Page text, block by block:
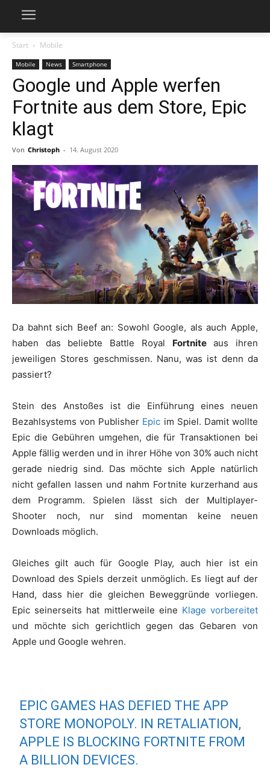
Start Mobile
Mobile News Smartphone
Google und Apple werfen
Fortnite aus dem Store, Epic
klagt
Von Christoph - 14. August 2020
Da bahnt sich Beef an: Sowohl Google, als auch Apple,
haben das beliebte Battle Royal Fortniteaus ihren
jeweiligen Stores geschmissen. Nanu, was ist denn da
passiert?
Stein des Anstoßes ist die Einführung eines neuen
Bezahlsystems von Publisher Epic im Spiel. Damit wollte
Epic die Gebühren umgehen, die für Transaktionen bei
Apple fällig werden und in ihrer Höhe von 30% auch nicht
gerade niedrig sind. Das möchte sich Apple natürlich
nicht gefallen lassen und nahm Fortnite kurzerhand aus
dem Programm. Spielen lässt sich der Multiplayer-
Shooter noch, nur sind momentan keine neuen
Downloads möglich.
Gleiches gilt auch für Google Play, auch hier ist ein
Download des Spiels derzeit unmöglich. Es liegt auf der
Hand, dass hier die gleichen Beweggründe vorliegen.
Epic seinerseits hat mittlerweile eine Klage vorbereitet
und möchte sich gerichtlich gegen das Gebaren von
Apple und Google wehren.
EPIC GAMES HAS DEFIED THE APP
STORE MONOPOLY. IN RETALIATION,
APPLE IS BLOCKING FORTNITE FROM
A BILLION DEVICES.